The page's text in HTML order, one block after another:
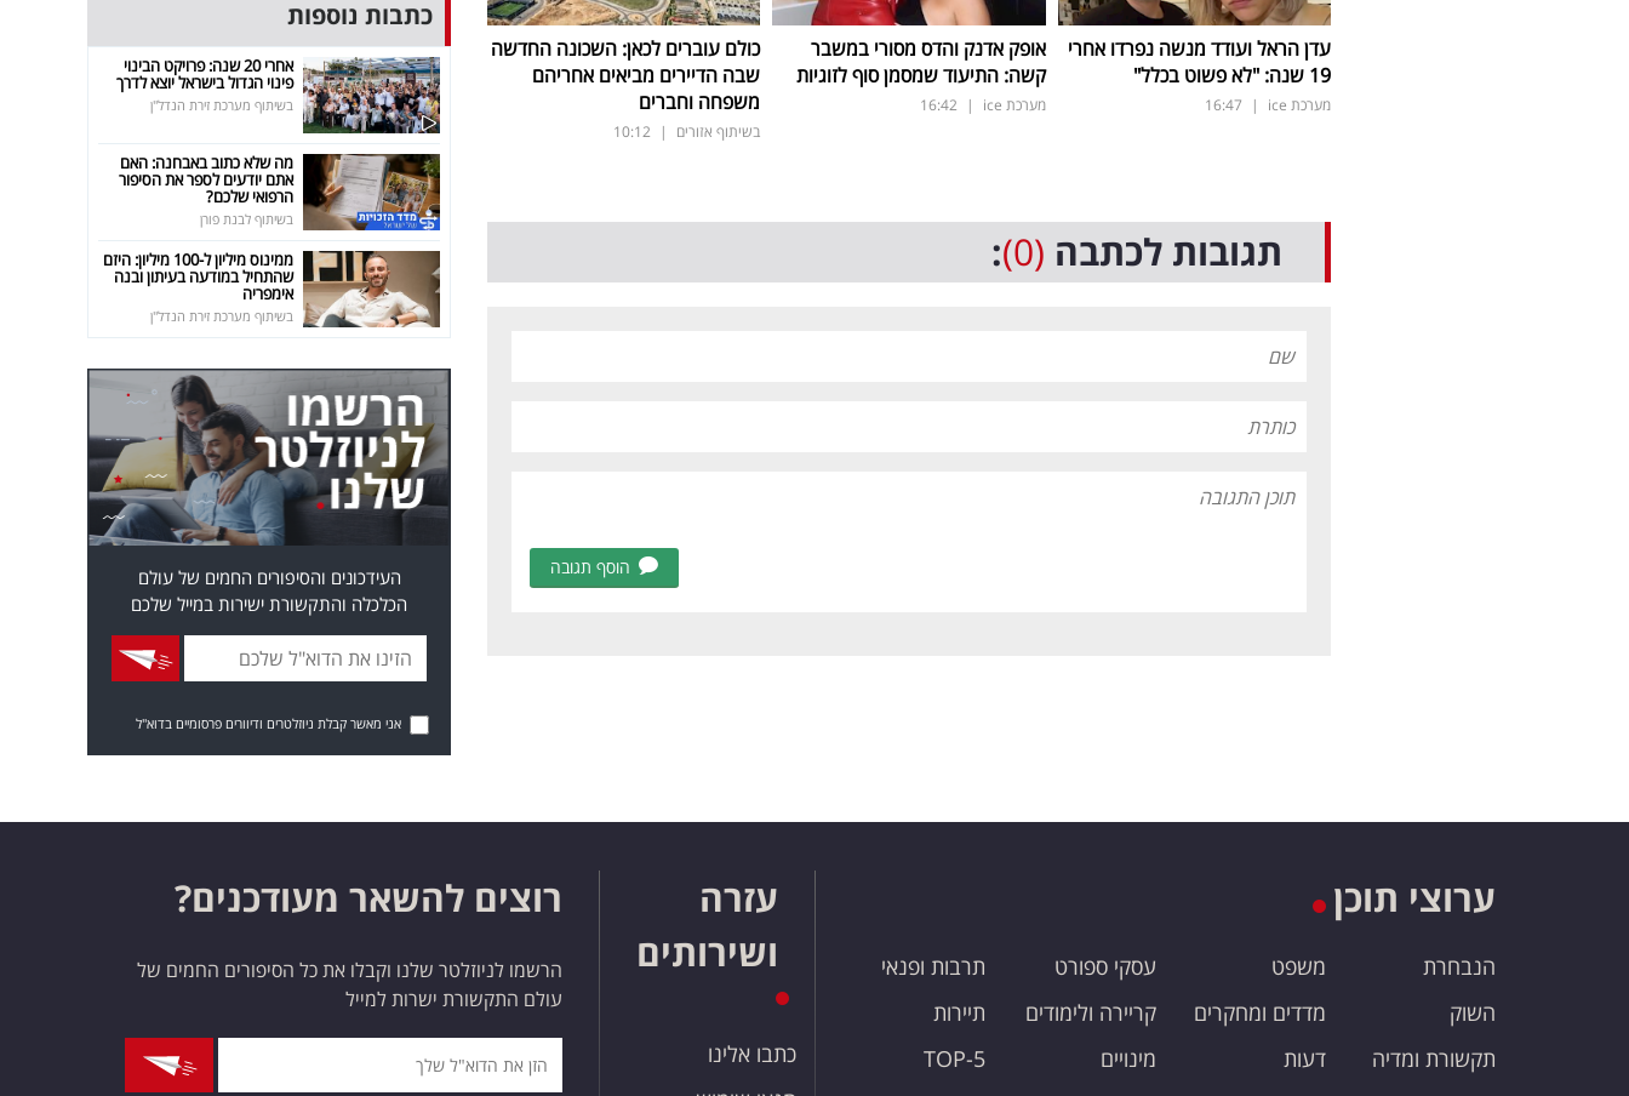
עדן הראל ועודד מנשה נפרדו אחרי
19 שנה: "לא פשוט בכלל"
מערכת ice |
16:47
אופק אדנק והדס מסורי במשבר
קשה: התיעוד שמסמן סוף לזוגיות
מערכת ice |
16:42
כולם עוברים לכאן: השכונה החדשה
שבה הדיירים מביאים אחריהם
משפחה וחברים
בשיתוף אזורים |
10:12
תגובות לכתבה (0)
:
הוסף תגובה
כתבות נוספות
אחרי 20 שנה: פרויקט הבינוי
פינוי הגדול בישראל יוצא לדרך
בשיתוף מערכת זירת הנדל"ן
מה שלא כתוב באבחנה: האם
אתם יודעים לספר את הסיפור
הרפואי שלכם?
בשיתוף לבנת פורן
ממינוס מיליון ל-100 מיליון: היזם
שהתחיל במודעה בעיתון ובנה
אימפריה
בשיתוף מערכת זירת הנדל"ן
העידכונים והסיפורים החמים של עולם
הכלכלה והתקשורת ישירות במייל שלכם
אני מאשר קבלת ניוזלטרים ודיוורים פרסומיים בדוא"ל
ערוצי תוכן
הנבחרת
השוק
תקשורת ומדיה
משפט
מדדים ומחקרים
דעות
עסקי ספורט
קריירה ולימודים
מינויים
תרבות ופנאי
תיירות
TOP-5
עזרה
ושירותים
כתבו אלינו
רוצים להשאר מעודכנים?
הרשמו לניוזלטר שלנו וקבלו את כל הסיפורים החמים של
עולם התקשורת ישרות למייל